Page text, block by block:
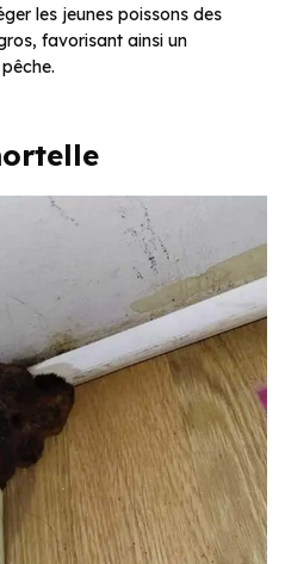
les jeunes poissons des
favorisant ainsi un